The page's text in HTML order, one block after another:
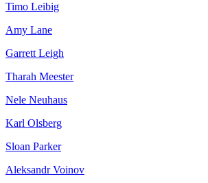
Timo Leibig
Amy Lane
Garrett Leigh
Tharah Meester
Nele Neuhaus
Karl Olsberg
Sloan Parker
Aleksandr Voinov